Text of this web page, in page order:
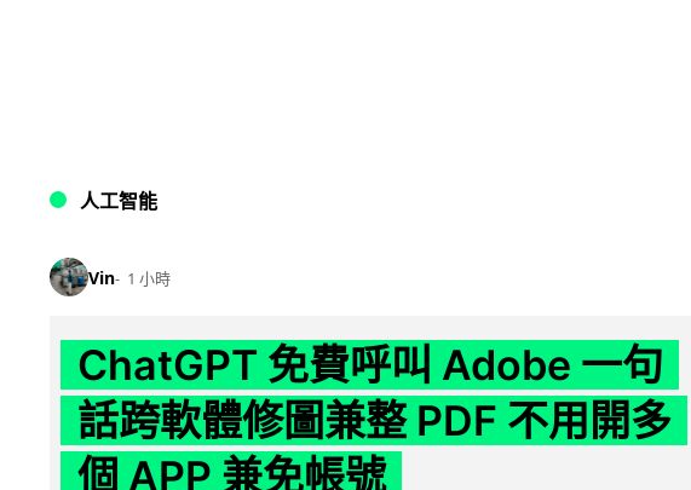
人工智能
Vin 1 小時
ChatGPT 免費呼叫 Adobe 一句
話跨軟體修圖兼整 PDF 不用開多
個 APP 兼免帳號